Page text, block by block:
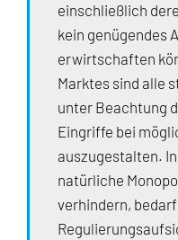
einschließlich
kein genügendes
erwirtschaften
Marktes sind alle
unter Beachtung
Eingriffe bei
auszugestalten.
natürliche
verhindern,